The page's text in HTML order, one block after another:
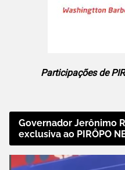
Participações de
Governador Jerônimo
exclusiva ao PIRÔPO